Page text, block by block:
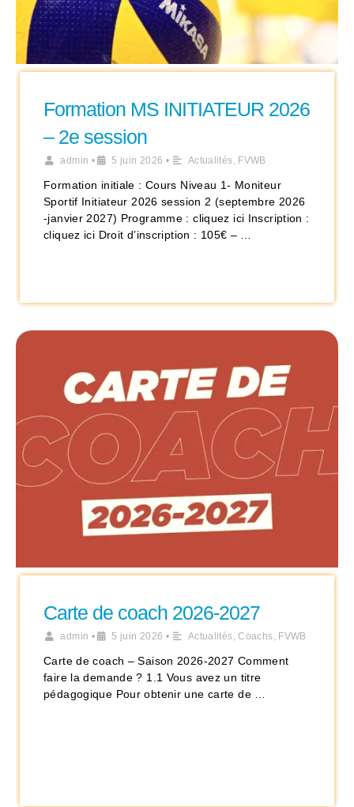
Formation MS INITIATEUR 2026
– 2e session
admin • 5 juin 2026 • Actualités, FVWB
Formation initiale : Cours Niveau 1- Moniteur
Sportif Initiateur 2026 session 2 (septembre 2026
-janvier 2027) Programme : cliquez ici Inscription :
cliquez ici Droit d’inscription : 105€ – …
Carte de coach 2026-2027
admin • 5 juin 2026 • Actualités,Coachs, FVWB
Carte de coach – Saison 2026-2027 Comment
faire la demande ? 1.1 Vous avez un titre
pédagogique Pour obtenir une carte de …